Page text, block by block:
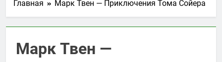
Главная Марк Твен — Приключения Тома Сойера
Марк Твен —